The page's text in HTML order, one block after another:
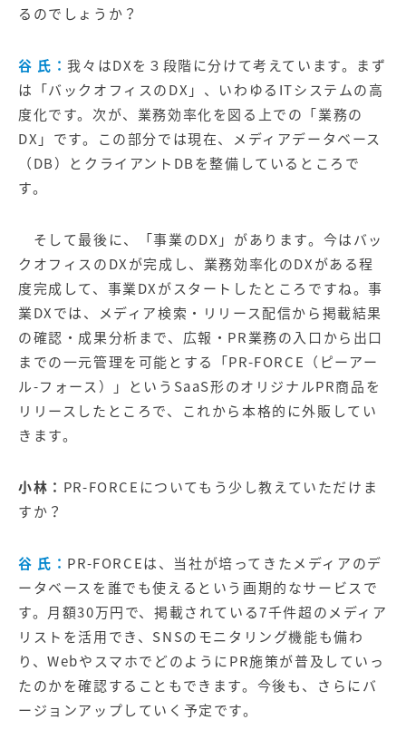
るのでしょうか？
谷 氏： 我々はDXを３段階に分けて考えています。まず
は「バックオフィスのDX」、いわゆるITシステムの高
度化です。次が、業務効率化を図る上での「業務の
DX」です。この部分では現在、メディアデータベース
（DB）とクライアントDBを整備しているところで
す。
そして最後に、「事業のDX」があります。今はバッ
クオフィスのDXが完成し、業務効率化のDXがある程
度完成して、事業DXがスタートしたところですね。事
業DXでは、メディア検索・リリース配信から掲載結果
の確認・成果分析まで、広報・PR業務の入口から出口
までの一元管理を可能とする「PR-FORCE（ピーアー
ル-フォース）
」というSaaS形のオリジナルPR商品を
リリースしたところで、これから本格的に外販してい
きます。
小林： PR-FORCEについてもう少し教えていただけま
すか？
谷 氏： PR-FORCEは、当社が培ってきたメディアのデ
ータベースを誰でも使えるという画期的なサービスで
す。月額30万円で、掲載されている7千件超のメディア
リストを活用でき、SNSのモニタリング機能も備わ
り、WebやスマホでどのようにPR施策が普及していっ
たのかを確認することもできます。今後も、さらにバ
ージョンアップしていく予定です。